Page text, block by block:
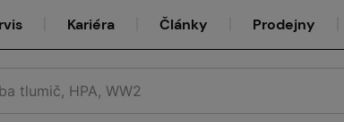
Kariéra Články Prodejny